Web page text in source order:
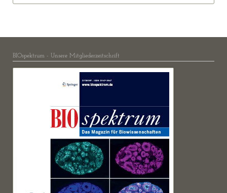
BIOspektrum - Unsere Mitgliederzeitschrift